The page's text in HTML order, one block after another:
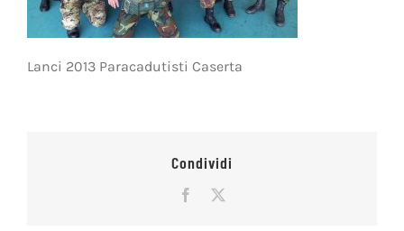
Lanci 2013 Paracadutisti Caserta
Condividi
Facebook